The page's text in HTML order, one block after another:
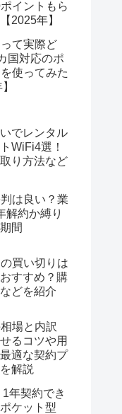
イントもら
2025年】
て実際ど
国対応のポ
使ってみた
でレンタル
WiFi4選！
り方法など
は良い？業
解約か縛り
間
買い切りは
すすめ？購
どを紹介
場と内訳
るコツや用
適な契約プ
解説
1年契約でき
ケット型